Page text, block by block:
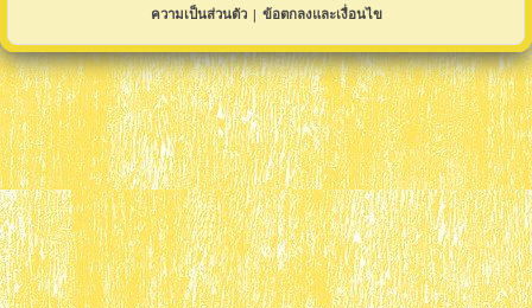
ความเป็นส่วนตัว| ข้อตกลงและเงื่อนไข